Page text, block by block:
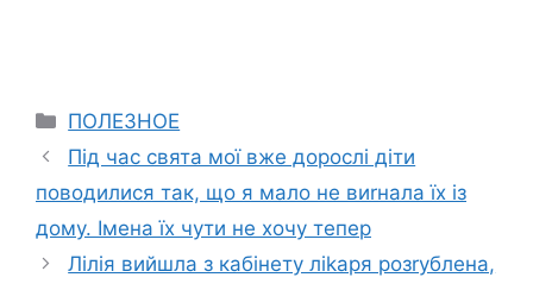
Categories
ПОЛЕЗНОЕ
Під час свята мої вже дорослі діти
поводилися так, що я мало не виrнала їх із
дому. Імена їх чути не хочу тепер
Лілія вийшла з кабінету ліkаря розrублена,